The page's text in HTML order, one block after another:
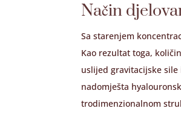
Način
Sa starenjem
Kao rezultat toga,
uslijed gravitacijske
nadomješta
trodimenzionalnom